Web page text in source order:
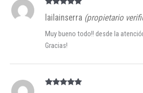
5de 5
lailainserra (propietario
Muy bueno todo!! desde la
Gracias!